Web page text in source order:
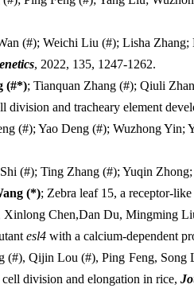
(#); Weichi Liu (#); Lisha
, 2022, 135, 1247-1262.
(#*); Tianquan Zhang (#); Qiuli
division and tracheary element
(#); Yao Deng (#); Wuzhong Yin;
(#); Ting Zhang (#); Yuqin
(*); Zebra leaf 15, a receptor-
Chen,Dan Du, Mingming
esl4 with a calcium-dependent
(#), Qijin Lou (#), Ping Feng, Song
division and elongation in rice,